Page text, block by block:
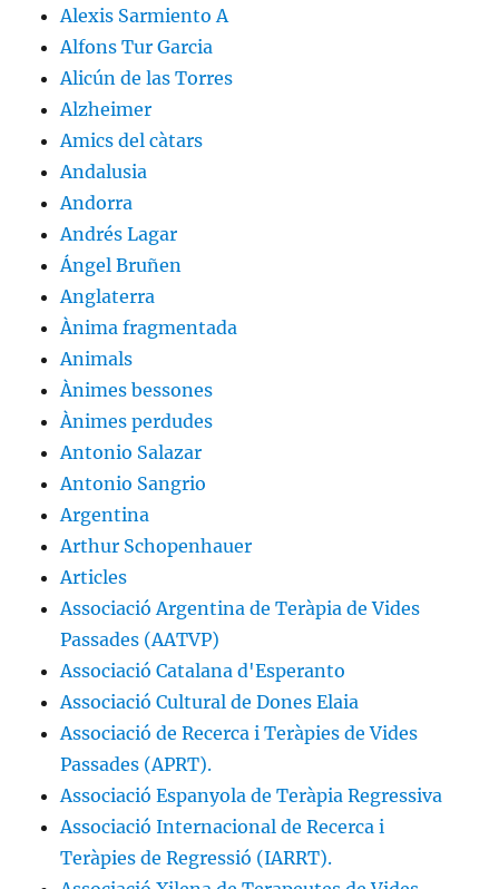
Alexis Sarmiento A
Alfons Tur Garcia
Alicún de las Torres
Alzheimer
Amics del càtars
Andalusia
Andorra
Andrés Lagar
Ángel Bruñen
Anglaterra
Ànima fragmentada
Animals
Ànimes bessones
Ànimes perdudes
Antonio Salazar
Antonio Sangrio
Argentina
Arthur Schopenhauer
Articles
Associació Argentina de Teràpia de Vides
Passades (AATVP)
Associació Catalana d'Esperanto
Associació Cultural de Dones Elaia
Associació de Recerca i Teràpies de Vides
Passades (APRT).
Associació Espanyola de Teràpia Regressiva
Associació Internacional de Recerca i
Teràpies de Regressió (IARRT).